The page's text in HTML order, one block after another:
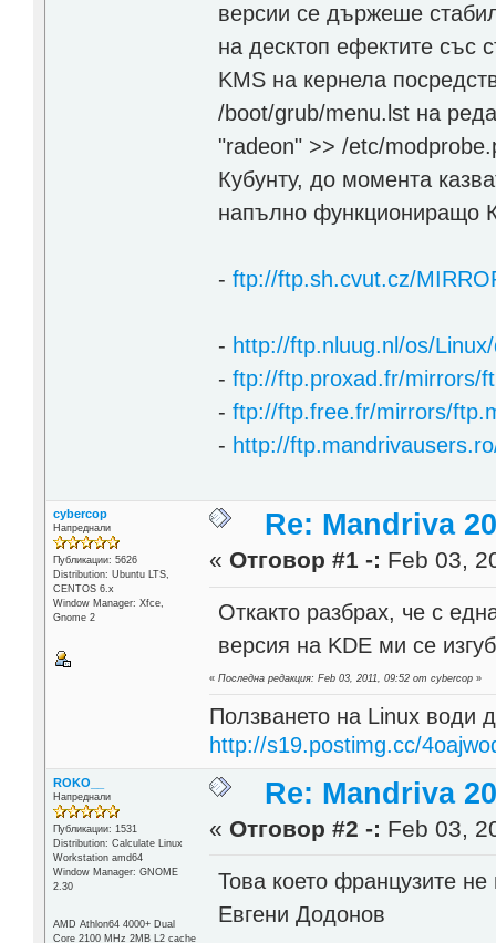
версии се държеше
на десктоп ефектите със
KMS на кернела
/boot/grub/menu.lst на
"radeon" >> /etc/
Кубунту, до момента
напълно функциониращо
-ftp://ftp.sh.cvut.cz/
- http://ftp.nluug.nl/os/
-ftp://ftp.proxad.fr/mirrors/
-ftp://ftp.free.fr/mirrors/
- http://
cybercop
Напреднали
Публикации: 5626
Distribution: Ubuntu LTS,
CENTOS 6.x
Window Manager: Xfce,
Gnome 2
Re: Mandriva
« Отговор #1 -: Feb 03,
Откакто разбрах, че с
версия на KDE ми се
«Последна редакция: Feb 03, 2011, 09:52 от cybercop »
Ползването на Linux води
http://s19.postimg.cc/
ROKO__
Напреднали
Публикации: 1531
Distribution: Calculate Linux
Workstation amd64
Window Manager: GNOME
2.30
AMD Athlon64 4000+ Dual
Core 2100 MHz 2MB L2 cache
Re: Mandriva
« Отговор #2 -: Feb 03,
Това което французите
Евгени Додонов